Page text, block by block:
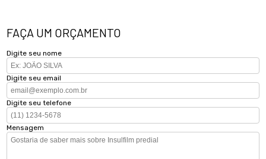
FAÇA UM ORÇAMENTO
Digite seu nome
Digite seu email
Digite seu telefone
Mensagem